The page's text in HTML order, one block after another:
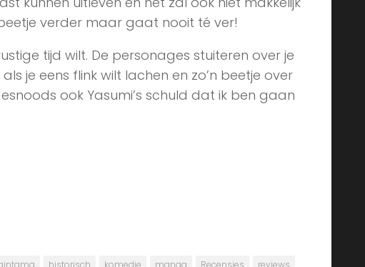
verder maar gaat nooit té ver!
tijd wilt. De personages stuiteren over je
je eens flink wilt lachen en zo’n beetje over
ook Yasumi’s schuld dat ik ben gaan
historisch komedie manga Recensies
reviews